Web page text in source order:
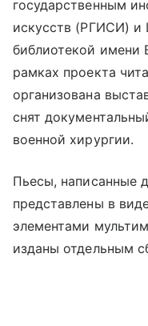
государственным
искусств (РГИСИ) и
библиотекой имени
рамках проекта
организована
снят
военной хирургии.
Пьесы, написанные
представлены в
элементами
изданы отдельным